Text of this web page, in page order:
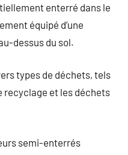
enterré dans le
équipé d’une
dessus du sol.
types de déchets, tels
recyclage et les déchets
semi-enterrés